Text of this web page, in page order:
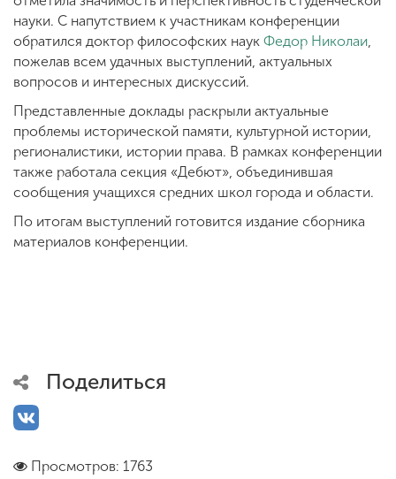
науки. С напутствием к участникам конференции
обратился доктор философских наук Федор Николаи
пожелав всем удачных выступлений, актуальных
вопросов и интересных дискуссий.
Представленные доклады раскрыли актуальные
проблемы исторической памяти, культурной истории,
регионалистики, истории права. В рамках конференции
также работала секция «Дебют», объединившая
сообщения учащихся средних школ города и области.
По итогам выступлений готовится издание сборника
материалов конференции.
Поделиться
Просмотров: 1763